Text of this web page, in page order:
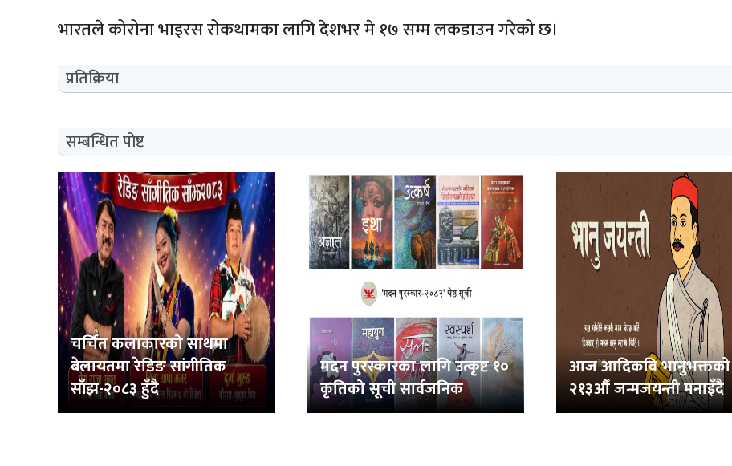
भारतले कोरोना भाइरस रोकथामका लागि देशभर मे १७ सम्म लकडाउन गरेको छ।
प्रतिक्रिया
सम्बन्धित पोष्ट
चर्चित कलाकारको साथमा
बेलायतमा रेडिङ सांगीतिक
साँझ-२०८३ हुँदै
मदन पुरस्कारका लागि उत्कृष्ट १०
कृतिको सूची सार्वजनिक
आज आदिकवि भानुभक्तको
२१३औँ जन्मजयन्ती मनाइँदै